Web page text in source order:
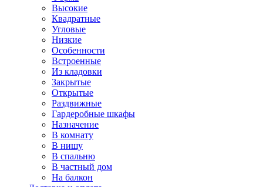
Высокие
Квадратные
Угловые
Низкие
Особенности
Встроенные
Из кладовки
Закрытые
Открытые
Раздвижные
Гардеробные шкафы
Назначение
В комнату
В нишу
В спальню
В частный дом
На балкон